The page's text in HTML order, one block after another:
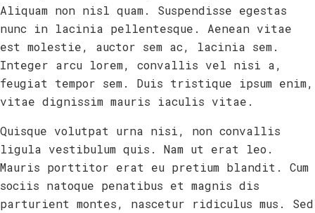
Aliquam non nisl quam. Suspendisse egestas
nunc in lacinia pellentesque. Aenean vitae
est molestie, auctor sem ac, lacinia sem.
Integer arcu lorem, convallis vel nisi a,
feugiat tempor sem. Duis tristique ipsum enim,
vitae dignissim mauris iaculis vitae.
Quisque volutpat urna nisi, non convallis
ligula vestibulum quis. Nam ut erat leo.
Mauris porttitor erat eu pretium blandit. Cum
sociis natoque penatibus et magnis dis
parturient montes, nascetur ridiculus mus. Sed